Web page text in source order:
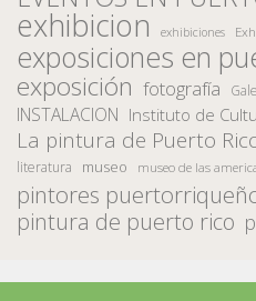
exhibicion exhibiciones
exposiciones en
exposición fotografía
INSTALACION Instituto de
La pintura de Puerto
literatura museo museo de las
pintores
pintura de puerto rico